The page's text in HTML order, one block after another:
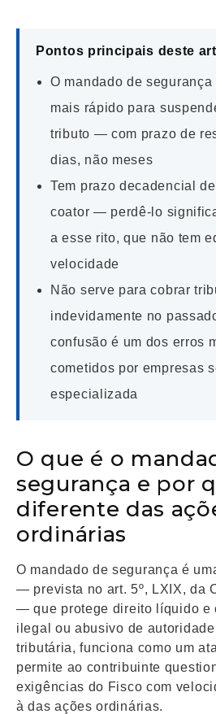
Pontos principais deste
O mandado de
mais rápido para
tributo — com prazo de
dias, não meses
Tem prazo decadencial
coator — perdê-lo
a esse rito, que não tem
velocidade
Não serve para cobrar
indevidamente no
confusão é um dos erros
cometidos por empresas
especializada
O que é o
segurança e por
diferente das
ordinárias
O mandado de segurança é
— prevista no art. 5º, LXIX, da
— que protege direito líquido e
ilegal ou abusivo de
tributária, funciona como um
permite ao contribuinte
exigências do Fisco com
à das ações ordinárias.